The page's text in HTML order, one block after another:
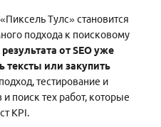
«Пиксель Тулс» становится
подхода к поисковому
от SEO уже
тексты или закупить
тестирование и
поиск тех работ, которые
KPI.